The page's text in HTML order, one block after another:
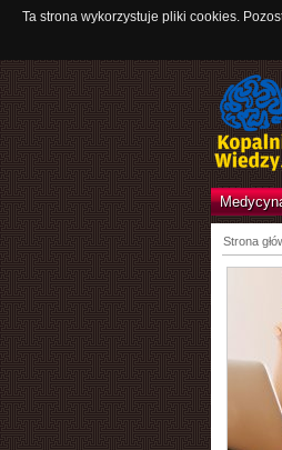
Ta strona wykorzystuje pliki cookies.
Strona